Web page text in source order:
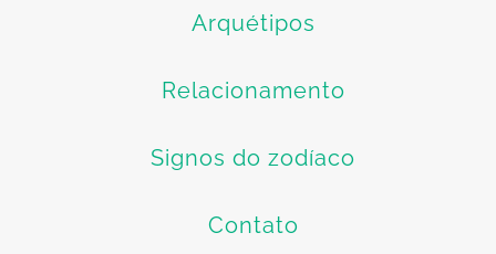
Arquétipos
Relacionamento
Signos do zodíaco
Contato